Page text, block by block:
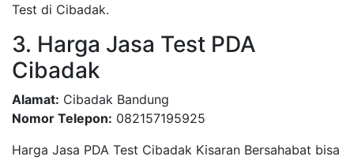
Test di Cibadak.
3. Harga Jasa Test PDA
Cibadak
Alamat: Cibadak Bandung
Nomor Telepon: 082157195925
Harga Jasa PDA Test Cibadak Kisaran Bersahabat bisa